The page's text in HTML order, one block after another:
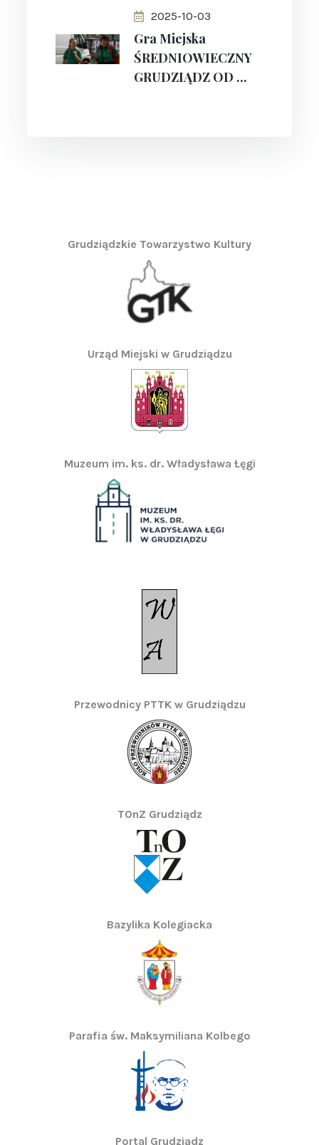
2025-10-03
Gra Miejska
ŚREDNIOWIECZNY
GRUDZIĄDZ OD ...
Grudziądzkie Towarzystwo Kultury
Urząd Miejski w Grudziądzu
Muzeum im. ks. dr. Władysława Łęgi
Przewodnicy PTTK w Grudziądzu
TOnZ Grudziądz
Bazylika Kolegiacka
Parafia św. Maksymiliana Kolbego
Portal Grudziądz